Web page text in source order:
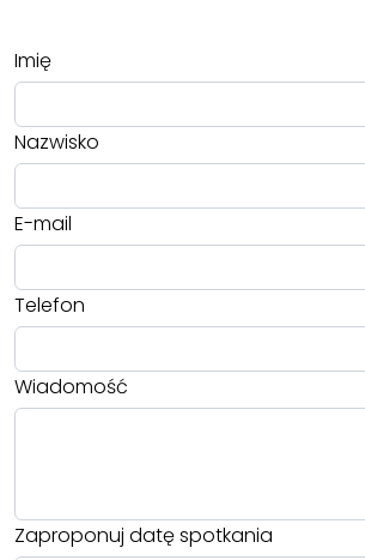
Imię
Nazwisko
E-mail
Telefon
Wiadomość
Zaproponuj datę spotkania